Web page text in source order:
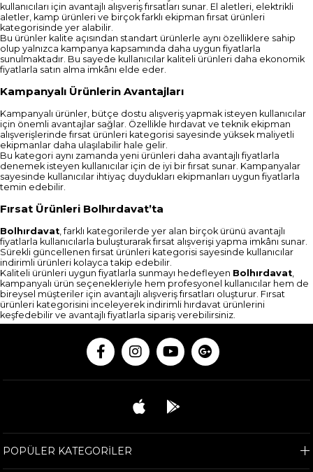
kullanıcıları için avantajlı alışveriş fırsatları sunar. El aletleri, elektrikli
aletler, kamp ürünleri ve birçok farklı ekipman fırsat ürünleri
kategorisinde yer alabilir.
Bu ürünler kalite açısından standart ürünlerle aynı özelliklere sahip
olup yalnızca kampanya kapsamında daha uygun fiyatlarla
sunulmaktadır. Bu sayede kullanıcılar kaliteli ürünleri daha ekonomik
fiyatlarla satın alma imkânı elde eder.
Kampanyalı Ürünlerin Avantajları
Kampanyalı ürünler, bütçe dostu alışveriş yapmak isteyen kullanıcılar
için önemli avantajlar sağlar. Özellikle hırdavat ve teknik ekipman
alışverişlerinde fırsat ürünleri kategorisi sayesinde yüksek maliyetli
ekipmanlar daha ulaşılabilir hale gelir.
Bu kategori aynı zamanda yeni ürünleri daha avantajlı fiyatlarla
denemek isteyen kullanıcılar için de iyi bir fırsat sunar. Kampanyalar
sayesinde kullanıcılar ihtiyaç duydukları ekipmanları uygun fiyatlarla
temin edebilir.
Fırsat Ürünleri Bolhırdavat’ta
Bolhırdavat , farklı kategorilerde yer alan birçok ürünü avantajlı
fiyatlarla kullanıcılarla buluşturarak fırsat alışverişi yapma imkânı sunar.
Sürekli güncellenen fırsat ürünleri kategorisi sayesinde kullanıcılar
indirimli ürünleri kolayca takip edebilir.
Kaliteli ürünleri uygun fiyatlarla sunmayı hedefleyen Bolhırdavat
kampanyalı ürün seçenekleriyle hem profesyonel kullanıcılar hem de
bireysel müşteriler için avantajlı alışveriş fırsatları oluşturur. Fırsat
ürünleri kategorisini inceleyerek indirimli hırdavat ürünlerini
keşfedebilir ve avantajlı fiyatlarla sipariş verebilirsiniz.
POPÜLER KATEGORİLER